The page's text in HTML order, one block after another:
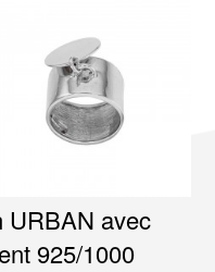
URBAN avec
925/1000